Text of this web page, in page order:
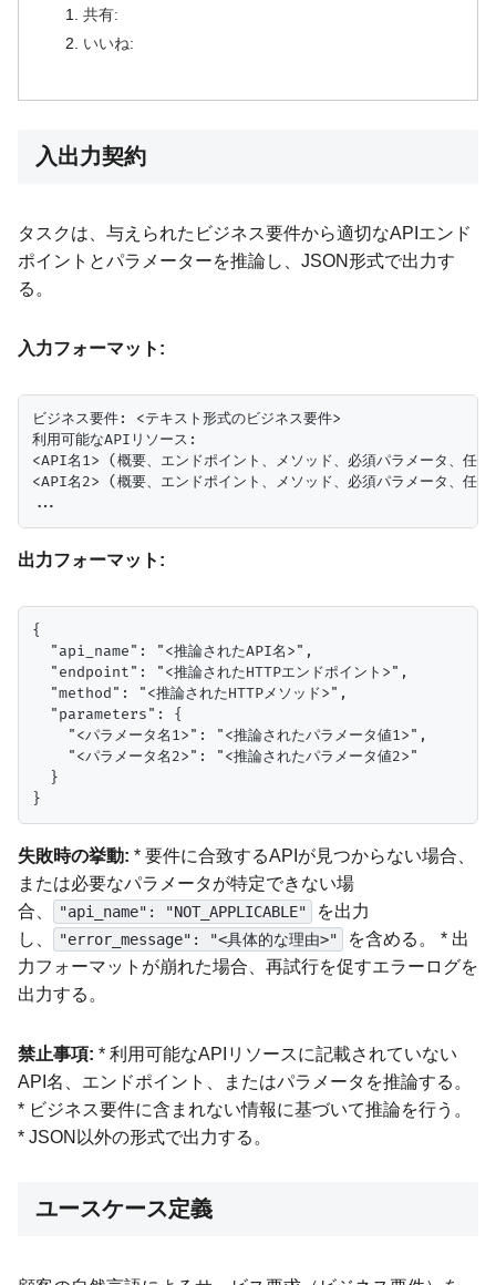
共有:
いいね:
入出力契約
タスクは、与えられたビジネス要件から適切なAPIエンド
ポイントとパラメーターを推論し、JSON形式で出力す
る。
入力フォーマット:
ビジネス要件: <テキスト形式のビジネス要件>
利用可能なAPIリソース:
<API名1> (概要、エンドポイント、メソッド、必須パラメータ、任
<API名2> (概要、エンドポイント、メソッド、必須パラメータ、任
出力フォーマット:
{
  "api_name": "<推論されたAPI名>",
  "endpoint": "<推論されたHTTPエンドポイント>",
  "method": "<推論されたHTTPメソッド>",
  "parameters": {
    "<パラメータ名1>": "<推論されたパラメータ値1>",
    "<パラメータ名2>": "<推論されたパラメータ値2>"
  }
失敗時の挙動: * 要件に合致するAPIが見つからない場合、
または必要なパラメータが特定できない場
合、
"api_name": "NOT_APPLICABLE"
を出力
し、
"error_message": "<具体的な理由>"
を含める。 * 出
力フォーマットが崩れた場合、再試行を促すエラーログを
出力する。
禁止事項: * 利用可能なAPIリソースに記載されていない
API名、エンドポイント、またはパラメータを推論する。
* ビジネス要件に含まれない情報に基づいて推論を行う。
* JSON以外の形式で出力する。
ユースケース定義